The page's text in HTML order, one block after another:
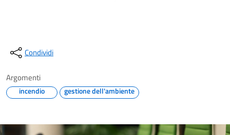
Condividi
Argomenti
incendio gestione dell'ambiente